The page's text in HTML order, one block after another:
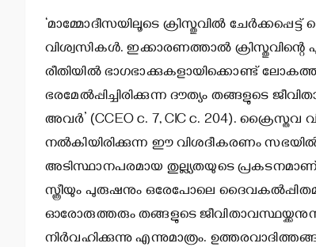
‘മാമ്മോദീസയിലൂടെ ക്രിസ്തുവില്‍
വിശ്വസികള്‍. ഇക്കാരണത്താല്‍
രീതിയില്‍ ഭാഗഭാക്കുകളായിക്കൊണ്ട്
ഭരമേല്‍പ്പിച്ചിരിക്കുന്ന ദൗത്യം തങ്ങളുടെ
അവര്‍’ (CCEO c. 7, CIC c. 204).
നല്‍കിയിരിക്കുന്ന ഈ വിശദീകരണം സഭയില്‍
അടിസ്ഥാനപരമായ തുല്ല്യതയുടെ പ്രകടനമാണ്.
സ്ത്രീയും പുരുഷനും ഒരേപോലെ ദൈവകല്‍പ്പിതമായ
ഓരോരുത്തരും തങ്ങളുടെ
നിര്‍വഹിക്കുന്നു എന്നുമാത്രം.